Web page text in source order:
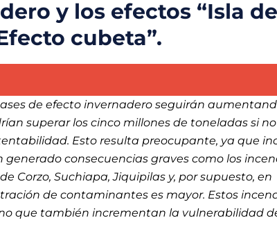
y los efectos “Isla
cubeta”.
de efecto invernadero seguirán
superar los cinco millones de toneladas si
Esto resulta preocupante, ya que
generado consecuencias graves como los
Corzo, Suchiapa, Jiquipilas y, por supuesto, en
de contaminantes es mayor. Estos
que también incrementan la vulnerabilidad